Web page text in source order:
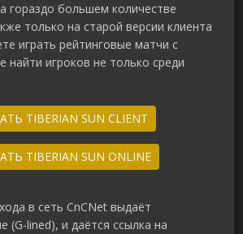
гораздо большем количестве
только на старой версии клиента
играть рейтинговые матчи с
найти игроков не только среди
TIBERIAN SUN CLIENT
TIBERIAN SUN ONLINE
в сеть CnCNet выдаёт
(G-lined), и даётся ссылка на